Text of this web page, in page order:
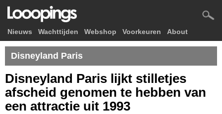
Nieuws Wachttijden Webshop Voorkeuren About
Disneyland Paris
Disneyland Paris lijkt stilletjes
afscheid genomen te hebben van
een attractie uit 1993